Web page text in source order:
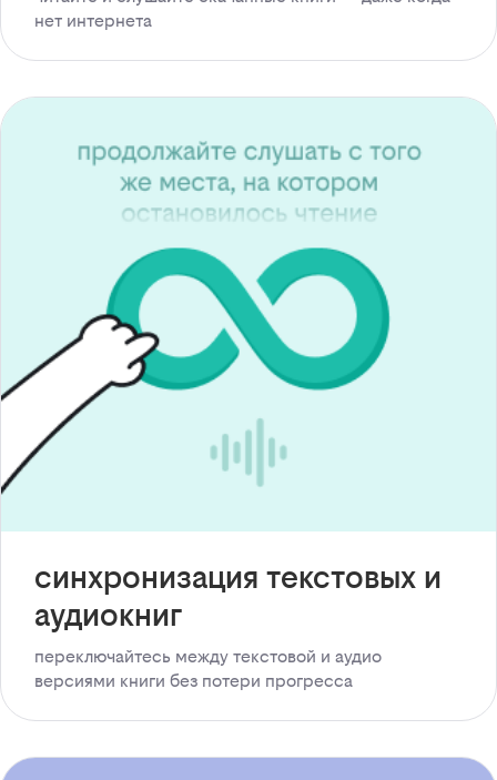
нет интернета
синхронизация текстовых и
аудиокниг
переключайтесь между текстовой и аудио
версиями книги без потери прогресса